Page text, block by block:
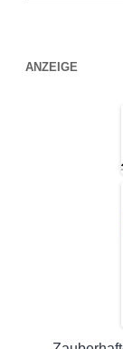
ANZEIGE